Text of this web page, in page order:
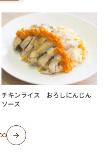
チキンライス おろしにんじん
ソース